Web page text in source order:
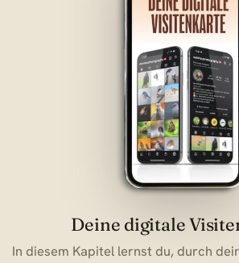
Deine digitale
In diesem Kapitel lernst du, durch